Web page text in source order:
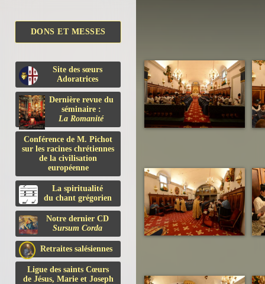
DONS ET MESSES
Site des sœurs
Adoratrices
Dernière revue du
séminaire :
La Romanité
Conférence de M. Pichot
sur les racines chrétiennes
de la civilisation
européenne
La spiritualité
du chant grégorien
Notre dernier CD
Sursum Corda
Retraites salésiennes
Ligue des saints Cœurs
de Jésus, Marie et Joseph